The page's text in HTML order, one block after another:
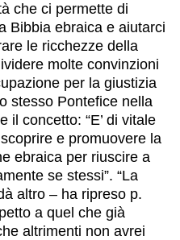
che ci permette di
Bibbia ebraica e aiutarci
le ricchezze della
molte convinzioni
per la giustizia
stesso Pontefice nella
il concetto: “E’ di vitale
e promuovere la
ebraica per riuscire a
se stessi”. “La
altro – ha ripreso p.
a quel che già
altrimenti non avrei